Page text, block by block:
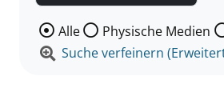
Wählen Sie die Medienart
Alle Physische Medien
Suche verfeinern